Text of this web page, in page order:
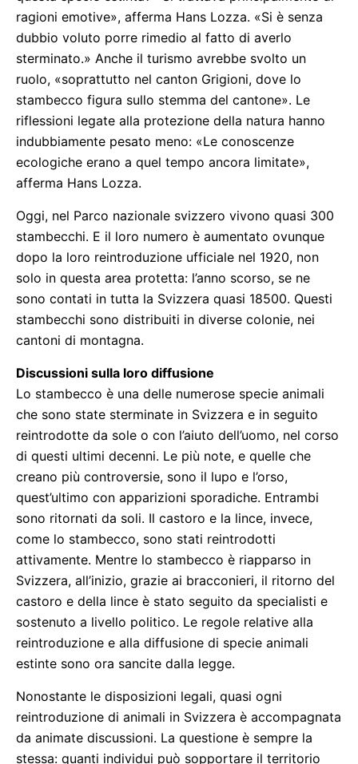
ragioni emotive», afferma Hans Lozza. «Si è senza
dubbio voluto porre rimedio al fatto di averlo
sterminato.» Anche il turismo avrebbe svolto un
ruolo, «soprattutto nel canton Grigioni, dove lo
stambecco figura sullo stemma del cantone». Le
riflessioni legate alla protezione della natura hanno
indubbiamente pesato meno: «Le conoscenze
ecologiche erano a quel tempo ancora limitate»,
afferma Hans Lozza.
Oggi, nel Parco nazionale svizzero vivono quasi 300
stambecchi. E il loro numero è aumentato ovunque
dopo la loro reintroduzione ufficiale nel 1920, non
solo in questa area protetta: l’anno scorso, se ne
sono contati in tutta la Svizzera quasi 18500. Questi
stambecchi sono distribuiti in diverse colonie, nei
cantoni di montagna.
Discussioni sulla loro diffusione
Lo stambecco è una delle numerose specie animali
che sono state sterminate in Svizzera e in seguito
reintrodotte da sole o con l’aiuto dell’uomo, nel corso
di questi ultimi decenni. Le più note, e quelle che
creano più controversie, sono il lupo e l’orso,
quest’ultimo con apparizioni sporadiche. Entrambi
sono ritornati da soli. Il castoro e la lince, invece,
come lo stambecco, sono stati reintrodotti
attivamente. Mentre lo stambecco è riapparso in
Svizzera, all’inizio, grazie ai bracconieri, il ritorno del
castoro e della lince è stato seguito da specialisti e
sostenuto a livello politico. Le regole relative alla
reintroduzione e alla diffusione di specie animali
estinte sono ora sancite dalla legge.
Nonostante le disposizioni legali, quasi ogni
reintroduzione di animali in Svizzera è accompagnata
da animate discussioni. La questione è sempre la
stessa: quanti individui può sopportare il territorio